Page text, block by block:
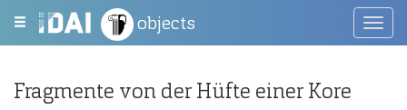
objects
Fragmente von der Hüfte einer Kore